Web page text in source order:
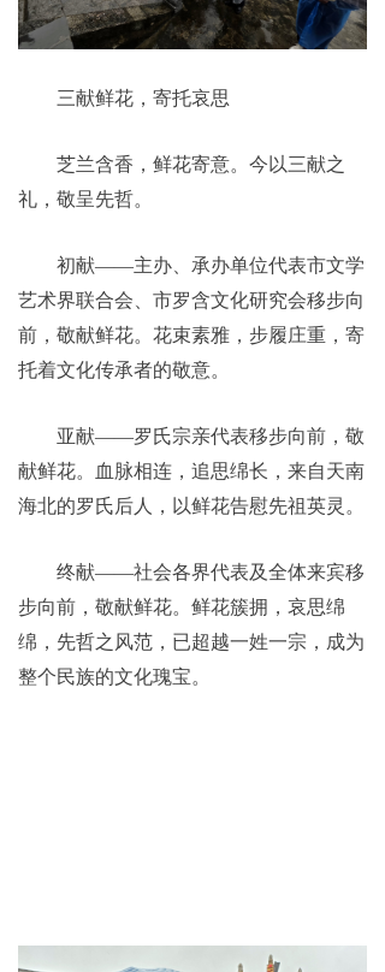
三献鲜花，寄托哀思
芝兰含香，鲜花寄意。今以三献之
礼，敬呈先哲。
初献——主办、承办单位代表市文学
艺术界联合会、市罗含文化研究会移步向
前，敬献鲜花。花束素雅，步履庄重，寄
托着文化传承者的敬意。
亚献——罗氏宗亲代表移步向前，敬
献鲜花。血脉相连，追思绵长，来自天南
海北的罗氏后人，以鲜花告慰先祖英灵。
终献——社会各界代表及全体来宾移
步向前，敬献鲜花。鲜花簇拥，哀思绵
绵，先哲之风范，已超越一姓一宗，成为
整个民族的文化瑰宝。